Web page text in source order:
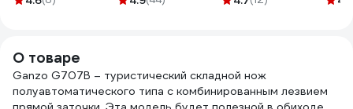
О товаре
Ganzo G707B – туристический складной нож
полуавтоматического типа с комбинированным лезвием